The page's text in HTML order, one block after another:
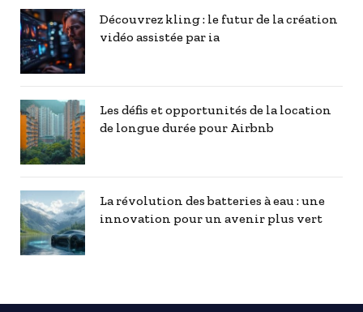
Découvrez kling : le futur de la création
vidéo assistée par ia
Les défis et opportunités de la location
de longue durée pour Airbnb
La révolution des batteries à eau : une
innovation pour un avenir plus vert